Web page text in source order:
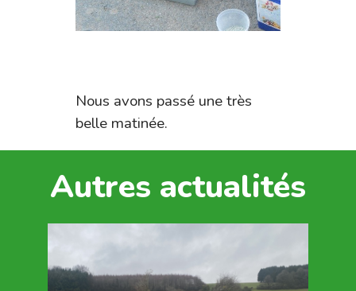
Nous avons passé une très
belle matinée.
Autres actualités